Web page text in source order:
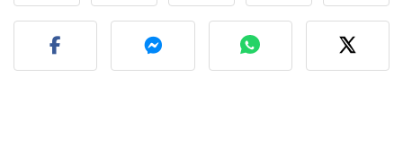
Publicar la foto de esta